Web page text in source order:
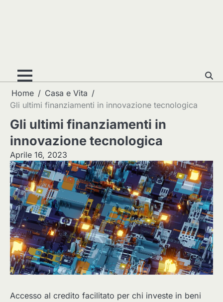
Home
Casa e Vita
Gli ultimi finanziamenti in innovazione tecnologica
Gli ultimi finanziamenti in
innovazione tecnologica
Aprile 16, 2023
Accesso al credito facilitato per chi investe in beni